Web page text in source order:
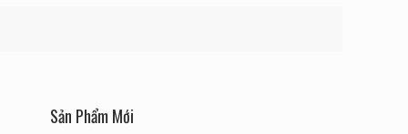
Sản Phẩm Mới